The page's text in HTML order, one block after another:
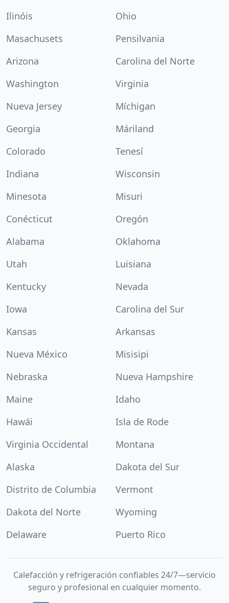
Ilinóis
Ohio
Masachusets
Pensilvania
Arizona
Carolina del Norte
Washington
Virginia
Nueva Jersey
Míchigan
Georgia
Máriland
Colorado
Tenesí
Indiana
Wisconsin
Minesota
Misuri
Conécticut
Oregón
Alabama
Oklahoma
Utah
Luisiana
Kentucky
Nevada
Iowa
Carolina del Sur
Kansas
Arkansas
Nueva México
Misisipi
Nebraska
Nueva Hampshire
Maine
Idaho
Hawái
Isla de Rode
Virginia Occidental
Montana
Alaska
Dakota del Sur
Distrito de Columbia
Vermont
Dakota del Norte
Wyoming
Delaware
Puerto Rico
Calefacción y refrigeración confiables 24/7—servicio
seguro y profesional en cualquier momento.